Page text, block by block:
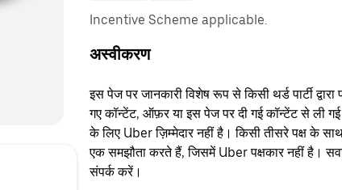
Incentive Scheme applicable.
अस्वीकरण
इस पेज पर जानकारी विशेष रूप से किसी थर्ड पार्टी
गए कॉन्टेंट, ऑफ़र या इस पेज पर दी गई कॉन्टेंट से ली गई
के लिए Uber ज़िम्मेदार नहीं है। किसी तीसरे पक्ष के
एक समझौता करते हैं, जिसमें Uber पक्षकार नहीं है।
संपर्क करें।